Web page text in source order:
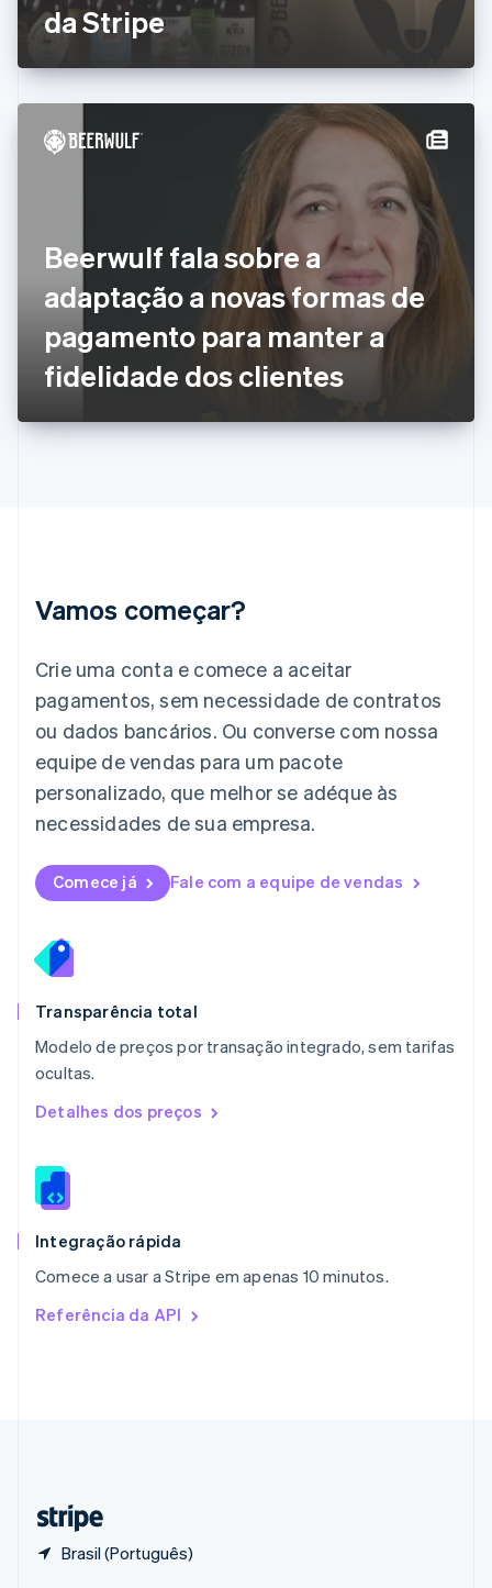
da Stripe
Beerwulf fala sobre a
adaptação a novas formas de
pagamento para manter a
fidelidade dos clientes
Vamos começar?
Crie uma conta e comece a aceitar
pagamentos, sem necessidade de contratos
ou dados bancários. Ou converse com nossa
equipe de vendas para um pacote
personalizado, que melhor se adéque às
necessidades de sua empresa.
Comece já Fale com a equipe de vendas
Transparência total
Modelo de preços por transação integrado, sem tarifas
ocultas.
Detalhes dos preços
Integração rápida
Comece a usar a Stripe em apenas 10 minutos.
Referência da API
Brasil (Português)
Eslováquia
English
EnglishItaliano
Espanha
Estados Unidos
EnglishSvenska
França
FrançaisEnglish
Gibraltar
English
Grécia
English
English
日本語English
Liechtenstein
DeutschEnglish
Lituânia
English
Luxemburgo
FrançaisDeutsch English
English简体中文
English
México
Noruega
English
English
NederlandsEnglish
Polônia
English
RAE de Hong Kong, China
Reino Unido
English
English
English